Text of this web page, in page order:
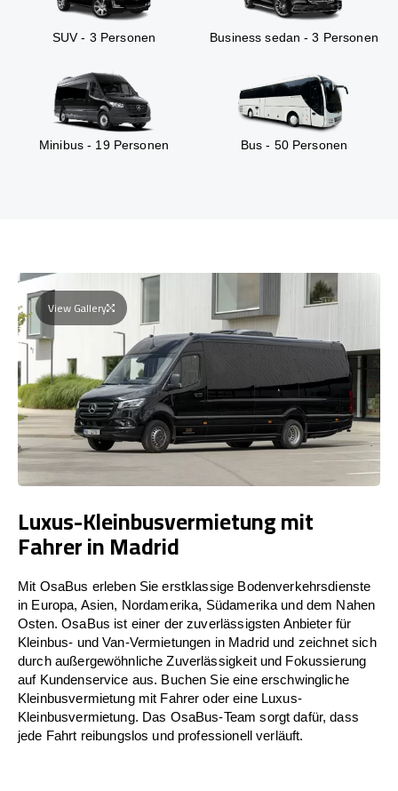
SUV - 3 Personen Business sedan - 3 Personen
Minibus - 19 Personen Bus - 50 Personen
View Gallery
Luxus-Kleinbusvermietung mit
Fahrer in Madrid
Mit OsaBus erleben Sie erstklassige Bodenverkehrsdienste
in Europa, Asien, Nordamerika, Südamerika und dem Nahen
Osten. OsaBus ist einer der zuverlässigsten Anbieter für
Kleinbus- und Van-Vermietungen in Madrid und zeichnet sich
durch außergewöhnliche Zuverlässigkeit und Fokussierung
auf Kundenservice aus. Buchen Sie eine erschwingliche
Kleinbusvermietung mit Fahrer oder eine Luxus-
Kleinbusvermietung. Das OsaBus-Team sorgt dafür, dass
jede Fahrt reibungslos und professionell verläuft.